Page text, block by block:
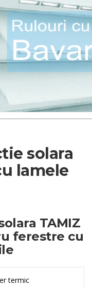
solara
lamele
TAMIZ
ferestre cu
termic